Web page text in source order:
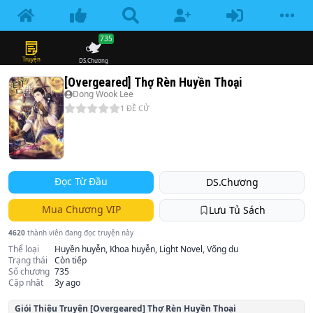
Truyện DS.Chương
735
[Overgeared] Thợ Rèn Huyền Thoại
Dong Wook Lee
1 ĐỀ CỬ
Đọc Từ Đầu DS.Chương
Mua Chương VIP Lưu Tủ Sách
4620 thành viên đang đọc truyện này
Thể loại
Huyền huyễn, Khoa huyễn, Light Novel, Võng du
Trạng thái
Còn tiếp
Số chương 735
Cập nhật
3y ago
Giói Thiệu Truyện [Overgeared] Thợ Rèn Huyền Thoại